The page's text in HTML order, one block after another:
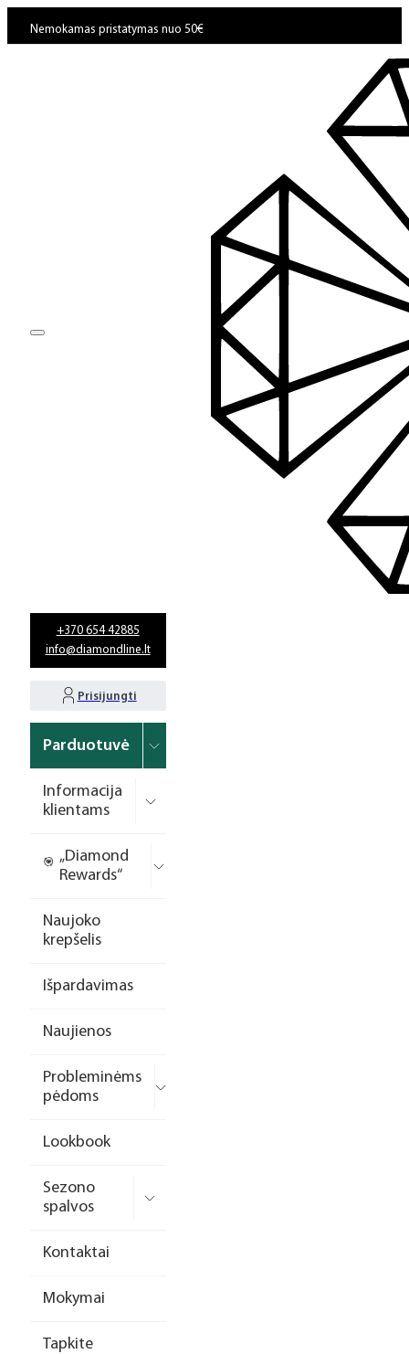
Nemokamas pristatymas nuo 50€
+370 654 42885
info@diamondline.lt
Prisijungti
Parduotuvė
Informacija
klientams
„Diamond
Rewards“
Naujoko
krepšelis
Išpardavimas
Naujienos
Probleminėms
pėdoms
Lookbook
Sezono
spalvos
Kontaktai
Mokymai
Tapkite